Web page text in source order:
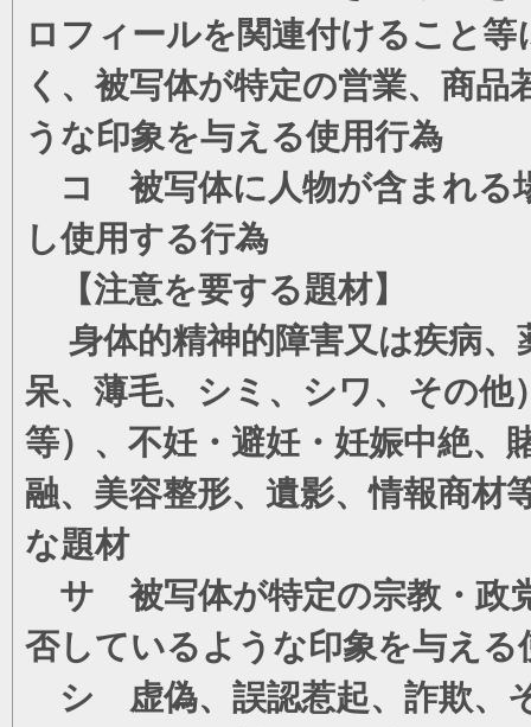
ロフィールを関連付けること
く、被写体が特定の営業、商
うな印象を与える使用行為
コ 被写体に人物が含まれる
し使用する行為
【注意を要する題材】
身体的精神的障害又は疾病、
呆、薄毛、シミ、シワ、その他
等）、不妊・避妊・妊娠中絶、
融、美容整形、遺影、情報商材
な題材
サ 被写体が特定の宗教・政
否しているような印象を与える
シ 虚偽、誤認惹起、詐欺、